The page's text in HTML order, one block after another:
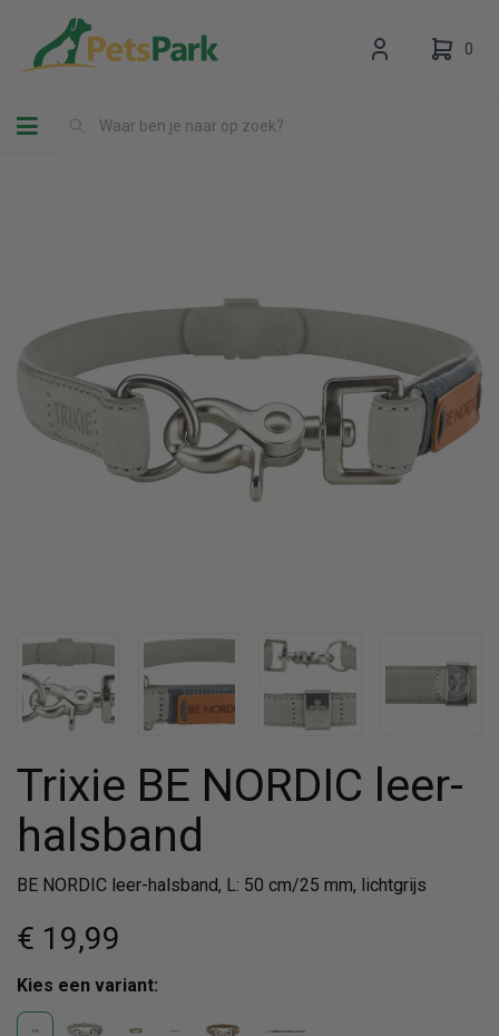
Toggle navigation
0
Vul hem met producten.
Trixie BE NORDIC leer-
halsband
BE NORDIC leer-halsband, L: 50 cm/25 mm, lichtgrijs
€ 19,99
Kies een variant: